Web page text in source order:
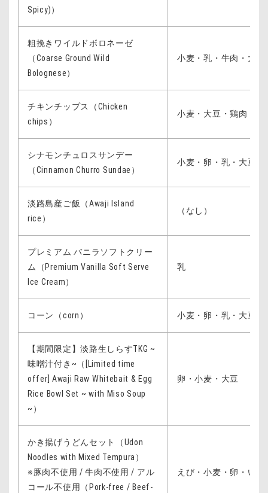
Spicy)）
粗挽きワイルドボロネーゼ
（Coarse Ground Wild
Bolognese）
小麦・乳・牛肉・大豆
チキンチップス（Chicken
chips）
小麦・大豆・鶏肉
シナモンチュロスサンデー
（Cinnamon Churro Sundae）
小麦・卵・乳・大豆
淡路島産ご飯（Awaji Island
rice）
（なし）
プレミアム バニラソフトクリー
ム（Premium Vanilla Soft Serve
Ice Cream）
乳
コーン（corn） 小麦・卵・乳・大豆
【期間限定】淡路生しらすTKG ~
味噌汁付き~（[Limited time
offer] Awaji Raw Whitebait & Egg
Rice Bowl Set ~ with Miso Soup
~）
卵・小麦・大豆
かき揚げうどんセット（Udon
Noodles with Mixed Tempura）
※豚肉不使用 / 牛肉不使用 / アル
コール不使用（Pork-free / Beef-
えび・小麦・卵・いか